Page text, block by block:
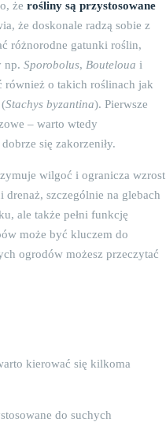
że rośliny są przystosowane
że doskonale radzą sobie z
różnorodne gatunki roślin,
np. Sporobolus, Bouteloua i
również o takich roślinach jak
Stachys byzantina). Pierwsze
– warto wtedy
się zakorzeniły.
wilgoć i ogranicza wzrost
szczególnie na glebach
ale także pełni funkcję
może być kluczem do
ogrodów możesz przeczytać
kierować się kilkoma
do suchych